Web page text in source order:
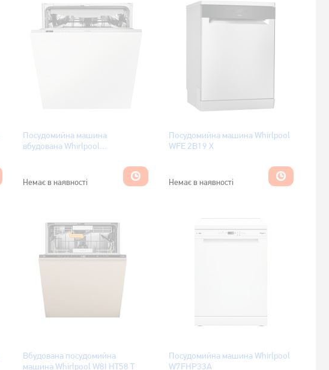
Посудомийна машина
вбудована Whirlpool
Немає в наявності
Посудомийна машина Whirlpool
WFE 2B19 X
Немає в наявності
Вбудована посудомийна
машина Whirlpool W8I HT58 T
Посудомийна машина Whirlpool
W7FHP33A